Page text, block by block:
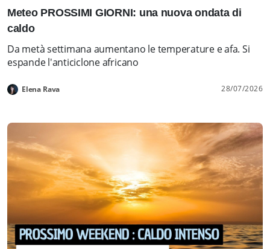
Meteo PROSSIMI GIORNI: una nuova ondata di
caldo
Da metà settimana aumentano le temperature e afa. Si
espande l'anticiclone africano
Elena Rava 28/07/2026